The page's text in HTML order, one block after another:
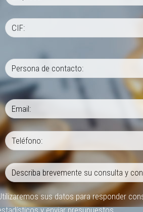
sus datos para responder
y enviar presupuestos.